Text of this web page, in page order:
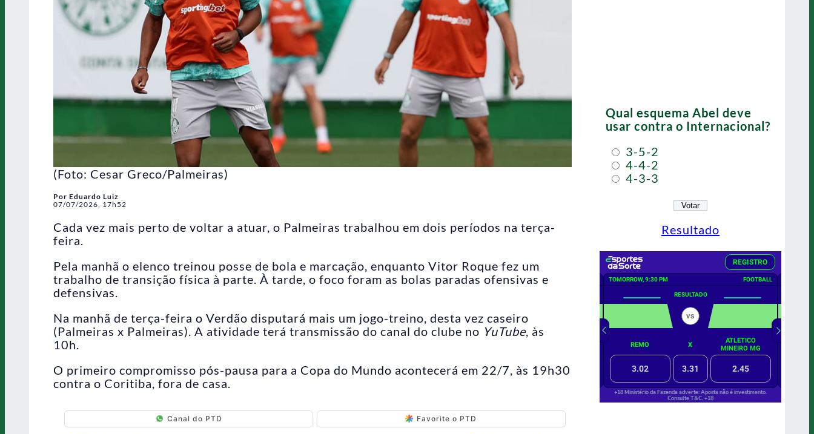
(Foto: Cesar Greco/Palmeiras)
Por Eduardo Luiz
07/07/2026, 17h52
Cada vez mais perto de voltar a atuar, o Palmeiras trabalhou em dois períodos na terça-
feira.
Pela manhã o elenco treinou posse de bola e marcação, enquanto Vitor Roque fez um
trabalho de transição física à parte. À tarde, o foco foram as bolas paradas ofensivas e
defensivas.
Na manhã de terça-feira o Verdão disputará mais um jogo-treino, desta vez caseiro
(Palmeiras x Palmeiras). A atividade terá transmissão do canal do clube no YuTube, às
10h.
O primeiro compromisso pós-pausa para a Copa do Mundo acontecerá em 22/7, às 19h30
contra o Coritiba, fora de casa.
Canal do PTD Favorite o PTD
Qual esquema Abel deve
usar contra o Internacional?
3-5-2
4-4-2
4-3-3
Resultado